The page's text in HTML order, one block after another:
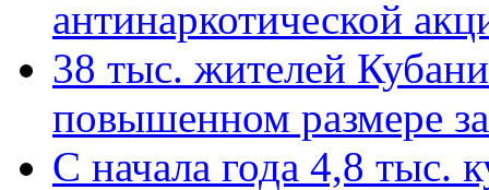
антинаркотической
38 тыс. жителей
повышенном размере
С начала года 4,8 тыс.